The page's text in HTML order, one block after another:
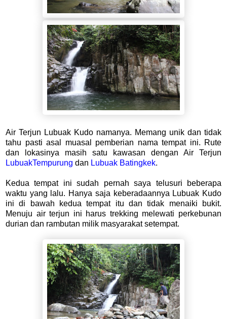
Air Terjun Lubuak Kudo namanya. Memang unik dan tidak
tahu pasti asal muasal pemberian nama tempat ini. Rute
dan lokasinya masih satu kawasan dengan Air Terjun
LubuakTempurung dan Lubuak Batingkek.
Kedua tempat ini sudah pernah saya telusuri beberapa
waktu yang lalu. Hanya saja keberadaannya Lubuak Kudo
ini di bawah kedua tempat itu dan tidak menaiki bukit.
Menuju air terjun ini harus trekking melewati perkebunan
durian dan rambutan milik masyarakat setempat.